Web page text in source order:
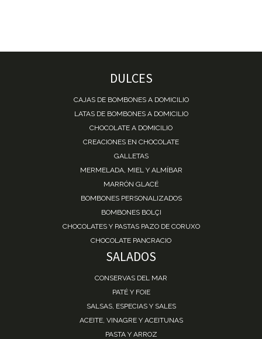
DULCES
CAJAS DE BOMBONES A DOMICILIO
LATAS DE BOMBONES A DOMICILIO
CHOCOLATE A DOMICILIO
CREACIONES EN CHOCOLATE
GALLETAS
MERMELADA, MIEL Y ALMÍBAR
MARRÓN GLACÉ
BOMBONES PERSONALIZADOS
BOMBONES BOLÇI
CHOCOLATES Y PASTAS PAZO DE CORUXO
CHOCOLATE PANCRACIO
SALADOS
CONSERVAS DEL MAR
PATÉ Y FOIE
SALSAS, ESPECIAS Y SALES
ACEITE, VINAGRE Y ACEITUNAS
PASTA Y ARROZ